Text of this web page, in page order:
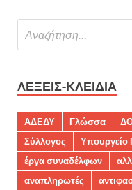
ΛΈΞΕΙΣ-ΚΛΕΙΔΙΆ
ΑΔΕΔΥ Γλώσσα
Σύλλογος
Υπουργείο
έργα συναδέλφων
αναπληρωτές